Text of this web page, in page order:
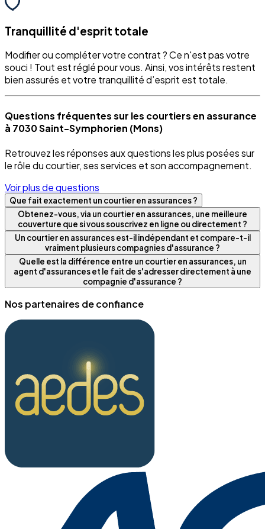
Tranquillité d'esprit totale
Modifier ou compléter votre contrat ? Ce n'est pas votre
souci ! Tout est réglé pour vous. Ainsi, vos intérêts restent
bien assurés et votre tranquillité d’esprit est totale.
Questions fréquentes sur les courtiers en assurance
à 7030 Saint-Symphorien (Mons)
Retrouvez les réponses aux questions les plus posées sur
le rôle du courtier, ses services et son accompagnement.
Voir plus de questions
Que fait exactement un courtier en assurances ?
Obtenez-vous, via un courtier en assurances, une meilleure
couverture que si vous souscrivez en ligne ou directement ?
Un courtier en assurances est-il indépendant et compare-t-il
vraiment plusieurs compagnies d'assurance ?
Quelle est la différence entre un courtier en assurances, un
agent d'assurances et le fait de s'adresser directement à une
compagnie d'assurance ?
Nos partenaires de confiance